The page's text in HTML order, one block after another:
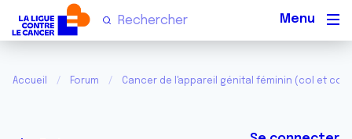
Accueil Forum Cancer de l'appareil génital féminin (col et